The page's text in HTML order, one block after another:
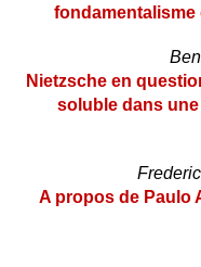
fondamentalisme
Nietzsche en
soluble dans
A propos de Paulo